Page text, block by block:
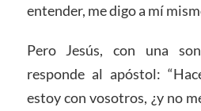
entender, me digo a mí
Pero Jesús, con una
responde al apóstol:
estoy con vosotros, ¿y no